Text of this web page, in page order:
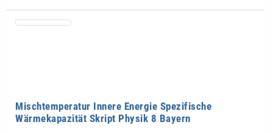
Mischtemperatur Innere Energie Spezifische
Wärmekapazität Skript Physik 8 Bayern